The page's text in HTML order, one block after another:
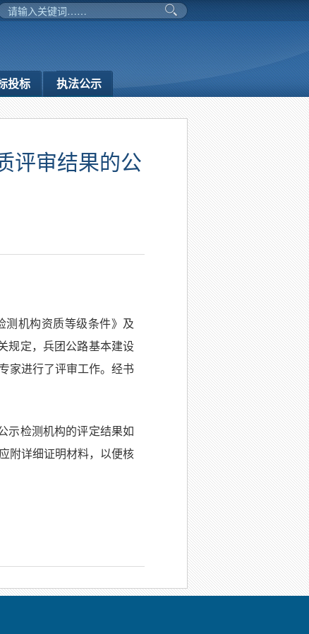
投标 执法公示
评审结果的公
测机构资质等级条件》及
规定，兵团公路基本建设
家进行了评审工作。经书
示检测机构的评定结果如
附详细证明材料，以便核